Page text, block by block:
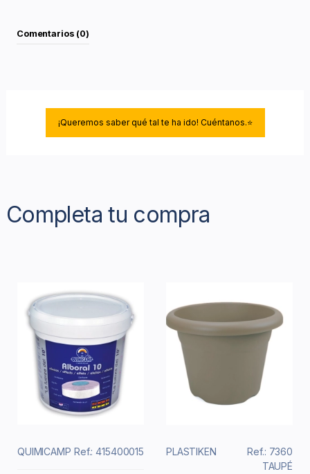
Comentarios (0)
¡Queremos saber qué tal te ha ido! Cuéntanos.⭐
Completa tu compra
QUIMICAMP Ref.: 415400015 PLASTIKEN
Ref.: 7360
TAUPÉ